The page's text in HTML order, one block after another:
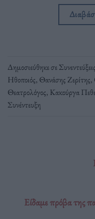
Δημοσιεύθηκε σεΣυνεντεύξεις
Ηθοποιός, Θανάσης Ζερίτης,
Θεατρολόγος, Κακούργα
Συνέντευξη
Είδαμε πρόβα της